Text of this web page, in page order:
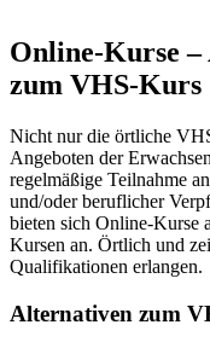
Online-Kurse –
zum VHS-Kurs
Nicht nur die örtliche
Angeboten der
regelmäßige Teilnahme
und/oder beruflicher
bieten sich Online-Kurse
Kursen an. Örtlich und
Qualifikationen erlangen.
Alternativen zum